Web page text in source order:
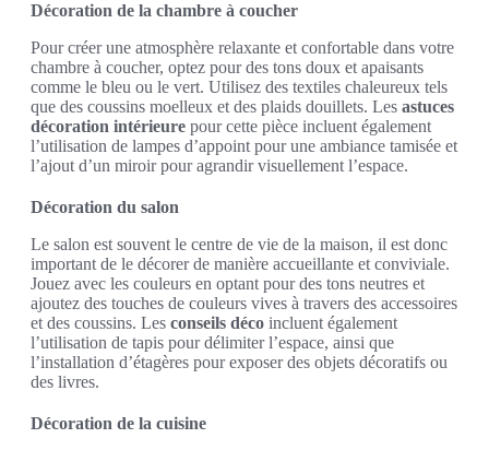
Décoration de la chambre à coucher
Pour créer une atmosphère relaxante et confortable dans votre
chambre à coucher, optez pour des tons doux et apaisants
comme le bleu ou le vert. Utilisez des textiles chaleureux tels
que des coussins moelleux et des plaids douillets. Les astuces
décoration intérieure pour cette pièce incluent également
l’utilisation de lampes d’appoint pour une ambiance tamisée et
l’ajout d’un miroir pour agrandir visuellement l’espace.
Décoration du salon
Le salon est souvent le centre de vie de la maison, il est donc
important de le décorer de manière accueillante et conviviale.
Jouez avec les couleurs en optant pour des tons neutres et
ajoutez des touches de couleurs vives à travers des accessoires
et des coussins. Les conseils déco incluent également
l’utilisation de tapis pour délimiter l’espace, ainsi que
l’installation d’étagères pour exposer des objets décoratifs ou
des livres.
Décoration de la cuisine